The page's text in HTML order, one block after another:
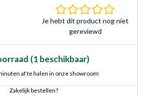
Je hebt dit product nog niet
gereviewd
(1 beschikbaar)
af te halen in onze showroom
Zakelijk bestellen?